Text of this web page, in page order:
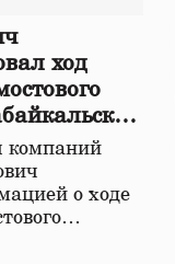
ход
компаний
о ходе